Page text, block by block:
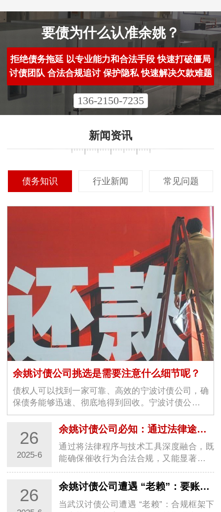
要债为什么认准余姚？
拒绝债务拖延 以专业能力和合法手段 快速打破僵局
讨债团队 合法合规追讨 保护隐私 快速解决欠款难题
136-2150-7235
新闻资讯
债务知识 行业新闻 常见问题
余姚讨债公司挑选是需要注意什么细节呢？
债权人可以找到一家可靠、高效的宁波讨债公司，确
保债务能够迅速、彻底地得到回收。宁波讨债公司的
选择不仅仅是为了解决眼前的经济问题，更是为了维
护商业环境的稳定与良好运作。随着商业交易的增加
和…
26
2025-6
余姚讨债公司必知：通过法律途径要账的关键步骤
通过将法律程序与技术工具深度融合，既
能确保催收行为合法合规，又能显著提升
回款效率，实现商业债权的最大化保护。
一、证据链构建与债务性质认定1. 全维度
证据固定基础证据：合同、借条、转账记
录需…
26 余姚讨债公司遭遇 “老赖”：要账实战经验大分享
当武汉讨债公司遭遇 “老赖”：合规框架下